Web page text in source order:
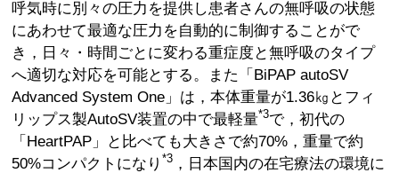
呼気時に別々の圧力を提供し患者さんの無呼吸の状態
にあわせて最適な圧力を自動的に制御することがで
き，日々・時間ごとに変わる重症度と無呼吸のタイプ
へ適切な対応を可能とする。また「BiPAP autoSV
Advanced System One」は，本体重量が1.36㎏とフィ
リップス製AutoSV装置の中で最軽量*3で，初代の
「HeartPAP」と比べても大きさで約70%，重量で約
50%コンパクトになり *3 ，日本国内の在宅療法の環境に